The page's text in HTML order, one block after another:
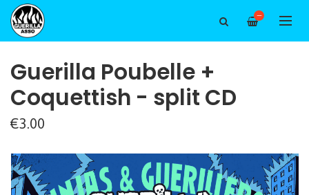
—
Guerilla Poubelle +
Coquettish - split CD
€3.00